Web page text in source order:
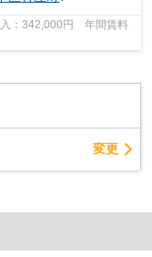
：342,000円 年間賃料
変更